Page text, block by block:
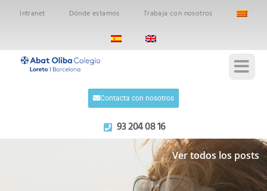
Intranet Dónde estamos Trabaja con nosotros
Contacta con nosotros
93 204 08 16
Ver todos los posts